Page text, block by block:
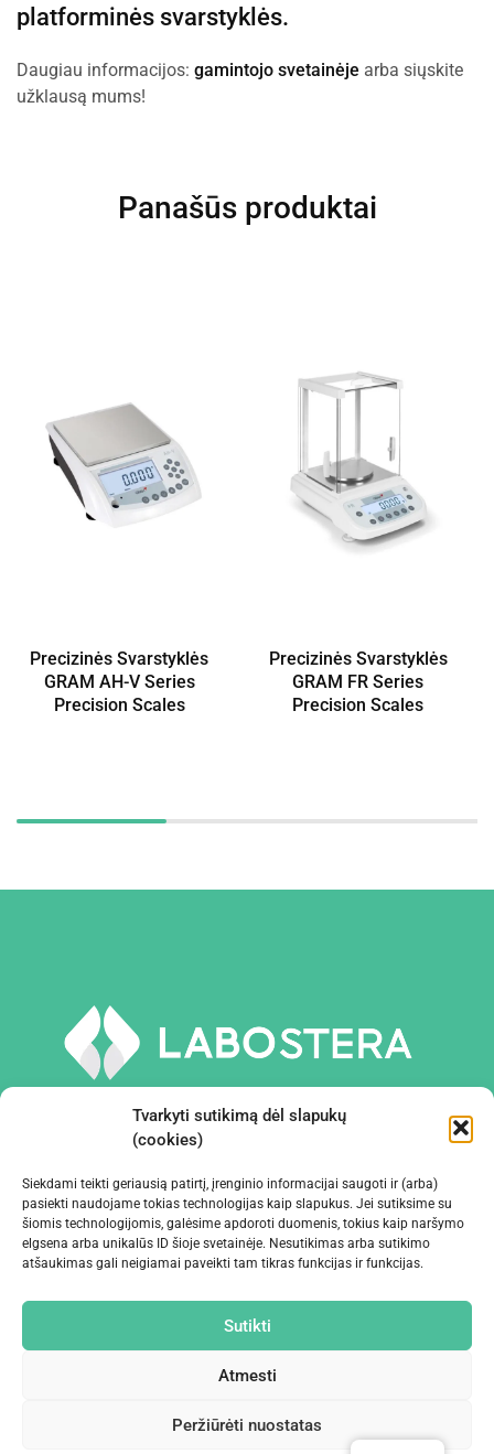
Tvarkyti sutikimą dėl slapukų
(cookies)
Siekdami teikti geriausią patirtį, įrenginio informacijai saugoti ir (arba)
pasiekti naudojame tokias technologijas kaip slapukus. Jei sutiksime su
šiomis technologijomis, galėsime apdoroti duomenis, tokius kaip naršymo
elgsena arba unikalūs ID šioje svetainėje. Nesutikimas arba sutikimo
atšaukimas gali neigiamai paveikti tam tikras funkcijas ir funkcijas.
Sutikti
Atmesti
Peržiūrėti nuostatas
platforminės svarstyklės.
Daugiau informacijos: gamintojo svetainėje arba siųskite
užklausą mums!
Panašūs produktai
Precizinės Svarstyklės
GRAM AH-V Series
Precision Scales
Precizinės Svarstyklės
GRAM FR Series
Precision Scales
PRIEMONĖS IR ĮRANGA
ĮMONĖ